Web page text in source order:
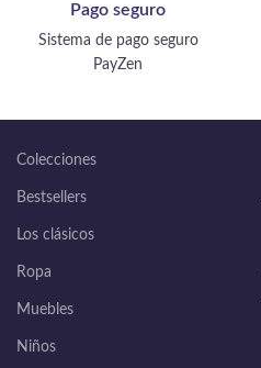
Pago seguro
Sistema de pago seguro
PayZen
Colecciones
Bestsellers
Los clásicos
Ropa
Muebles
Niños